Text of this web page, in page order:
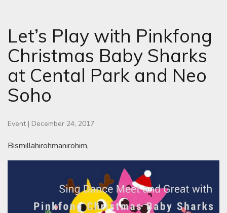
Let’s Play with Pinkfong
Christmas Baby Sharks
at Cental Park and Neo
Soho
Event | December 24, 2017
Bismillahirohmanirohim,